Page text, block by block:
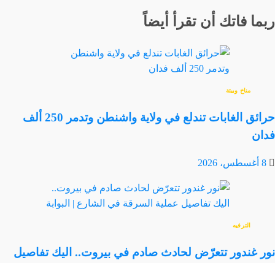
ربما فاتك أن تقرأ أيضاً
مناخ وبيئة
حرائق الغابات تندلع في ولاية واشنطن وتدمر 250 ألف
فدان
8 أغسطس، 2026
الترفيه
نور غندور تتعرّض لحادث صادم في بيروت.. اليك تفاصيل